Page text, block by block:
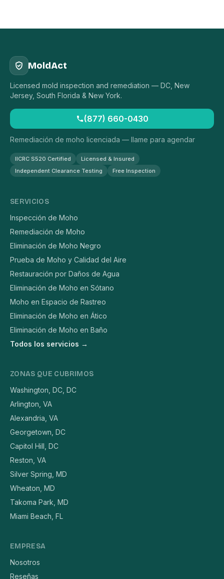
MoldAct
Licensed mold inspection and remediation — DC, New
Jersey, South Florida & New York.
(877) 660-0430
Remediación de moho licenciada — llame para agendar
IICRC S520 Certified
Licensed & Insured
Independent Clearance Testing
Free Inspection
SERVICIOS
Inspección de Moho
Remediación de Moho
Eliminación de Moho Negro
Prueba de Moho y Calidad del Aire
Restauración por Daños de Agua
Eliminación de Moho en Sótano
Moho en Espacio de Rastreo
Eliminación de Moho en Ático
Eliminación de Moho en Baño
Todos los servicios →
ZONAS QUE CUBRIMOS
Washington, DC, DC
Arlington, VA
Alexandria, VA
Georgetown, DC
Capitol Hill, DC
Reston, VA
Silver Spring, MD
Wheaton, MD
Takoma Park, MD
Miami Beach, FL
EMPRESA
Nosotros
Reseñas